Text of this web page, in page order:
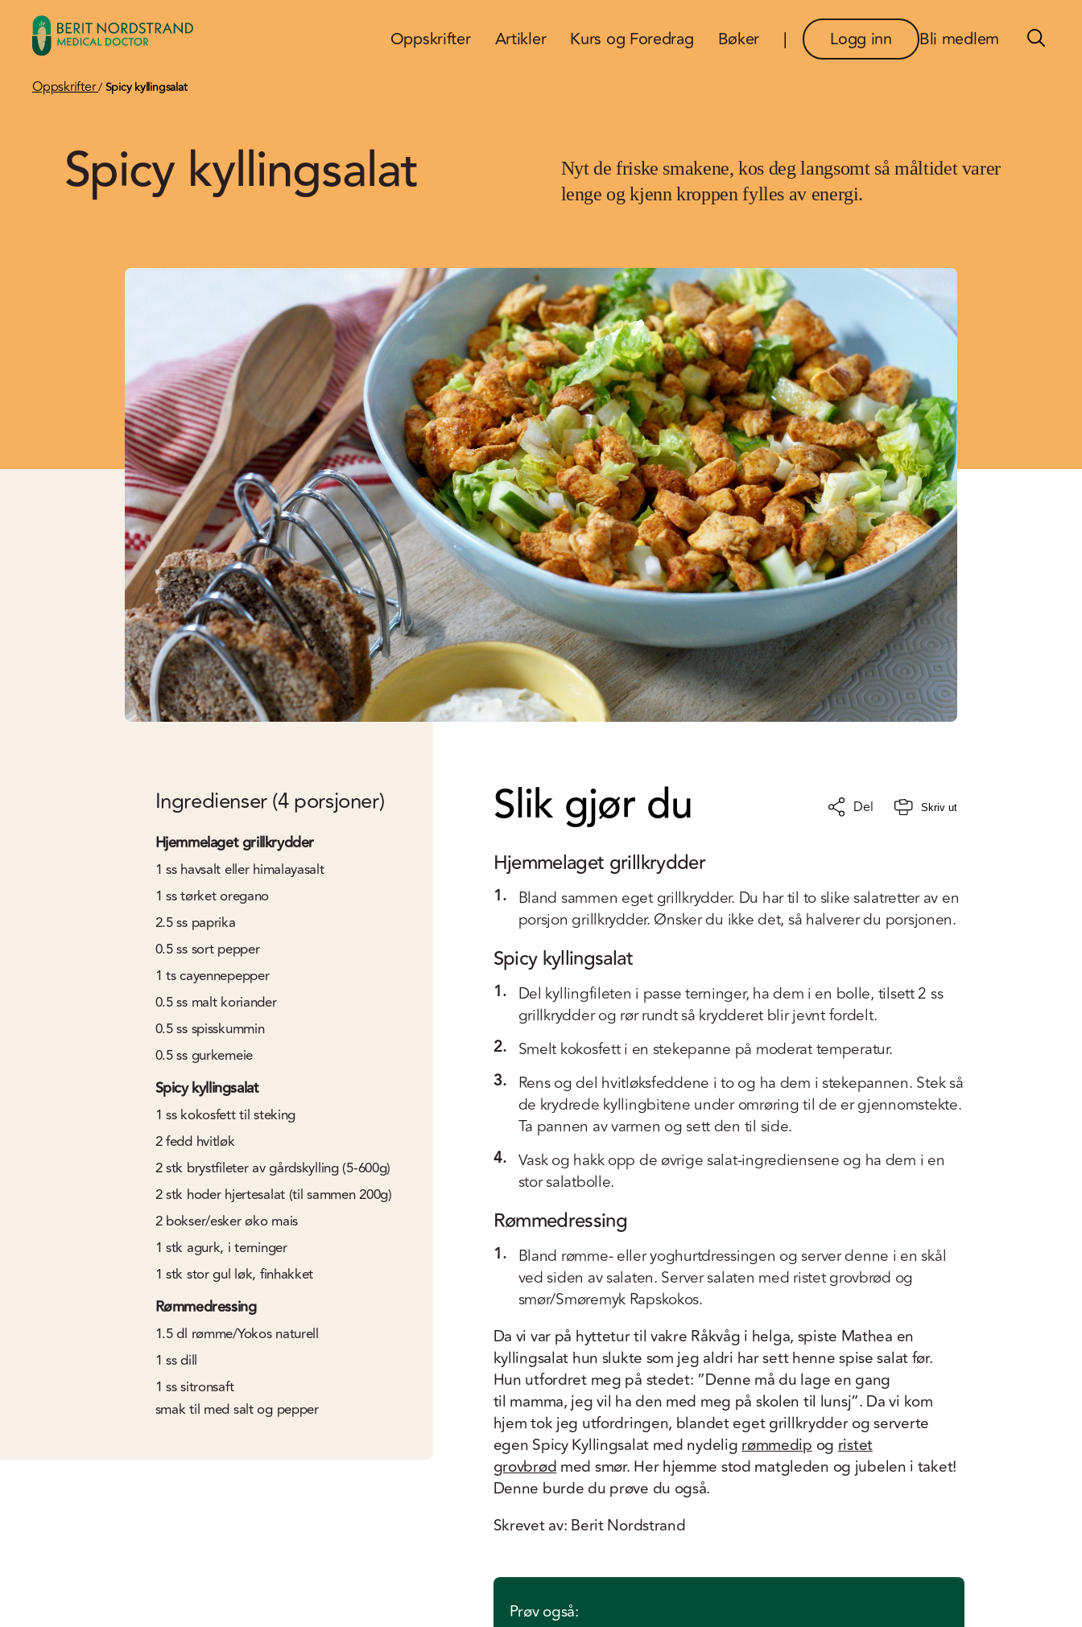
Oppskrifter Artikler Kurs og Foredrag Bøker Logg inn Bli medlem ×
Oppskrifter/Spicy kyllingsalat
Spicy kyllingsalat
Nyt de friske smakene, kos deg langsomt så måltidet varer
lenge og kjenn kroppen fylles av energi.
Ingredienser (4 porsjoner)
Hjemmelaget grillkrydder
1ss havsalt eller himalayasalt
1sstørket oregano
2.5ss paprika
0.5sssort pepper
1tscayennepepper
0.5ss malt koriander
0.5ssspisskummin
0.5ssgurkemeie
Spicy kyllingsalat
1ss kokosfett til steking
2fedd hvitløk
2stk brystfileter av gårdskylling (5-600g)
2stk hoder hjertesalat (til sammen 200g)
2bokser/eskerøko mais
1stkagurk, i terninger
1stkstor gul løk, finhakket
Rømmedressing
1.5dl rømme/Yokos naturell
1ssdill
1sssitronsaft
smak til med salt og pepper
Slik gjør du Del Skriv ut
Hjemmelaget grillkrydder
1. Bland sammen eget grillkrydder. Du har til to slike salatretter av en
porsjon grillkrydder. Ønsker du ikke det, så halverer du porsjonen.
Spicy kyllingsalat
1. Del kyllingfileten i passe terninger, ha dem i en bolle, tilsett 2 ss
grillkrydder og rør rundt så krydderet blir jevnt fordelt.
2. Smelt kokosfett i en stekepanne på moderat temperatur.
3. Rens og del hvitløksfeddene i to og ha dem i stekepannen. Stek så
de krydrede kyllingbitene under omrøring til de er gjennomstekte.
Ta pannen av varmen og sett den til side.
4. Vask og hakk opp de øvrige salat-ingrediensene og ha dem i en
stor salatbolle.
Rømmedressing
1. Bland rømme- eller yoghurtdressingen og server denne i en skål
ved siden av salaten. Server salaten med ristet grovbrød og
smør/Smøremyk Rapskokos.
Da vi var på hyttetur til vakre Råkvåg i helga, spiste Mathea en
kyllingsalat hun slukte som jeg aldri har sett henne spise salat før.
Hun utfordret meg på stedet: ”Denne må du lage en gang
til mamma, jeg vil ha den med meg på skolen til lunsj”. Da vi kom
hjem tok jeg utfordringen, blandet eget grillkrydder og serverte
egen Spicy Kyllingsalat med nydeligrømmedipogristet
grovbrødmed smør. Her hjemme stod matgleden og jubelen i taket!
Denne burde du prøve du også.
Skrevet av: Berit Nordstrand
Prøv også: